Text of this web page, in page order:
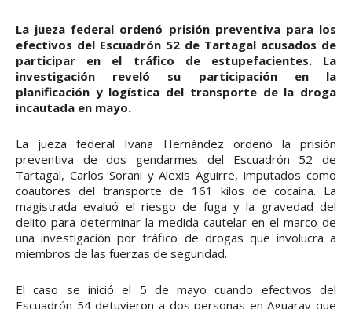
La jueza federal ordenó prisión preventiva para los
efectivos del Escuadrón 52 de Tartagal acusados de
participar en el tráfico de estupefacientes. La
investigación reveló su participación en la
planificación y logística del transporte de la droga
incautada en mayo.
La jueza federal Ivana Hernández ordenó la prisión
preventiva de dos gendarmes del Escuadrón 52 de
Tartagal, Carlos Sorani y Alexis Aguirre, imputados como
coautores del transporte de 161 kilos de cocaína. La
magistrada evaluó el riesgo de fuga y la gravedad del
delito para determinar la medida cautelar en el marco de
una investigación por tráfico de drogas que involucra a
miembros de las fuerzas de seguridad.
El caso se inició el 5 de mayo cuando efectivos del
Escuadrón 54 detuvieron a dos personas en Aguaray que